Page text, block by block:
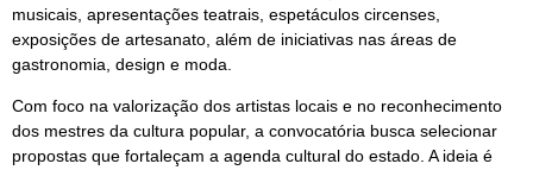
musicais, apresentações teatrais, espetáculos circenses,
exposições de artesanato, além de iniciativas nas áreas de
gastronomia, design e moda.
Com foco na valorização dos artistas locais e no reconhecimento
dos mestres da cultura popular, a convocatória busca selecionar
propostas que fortaleçam a agenda cultural do estado. A ideia é